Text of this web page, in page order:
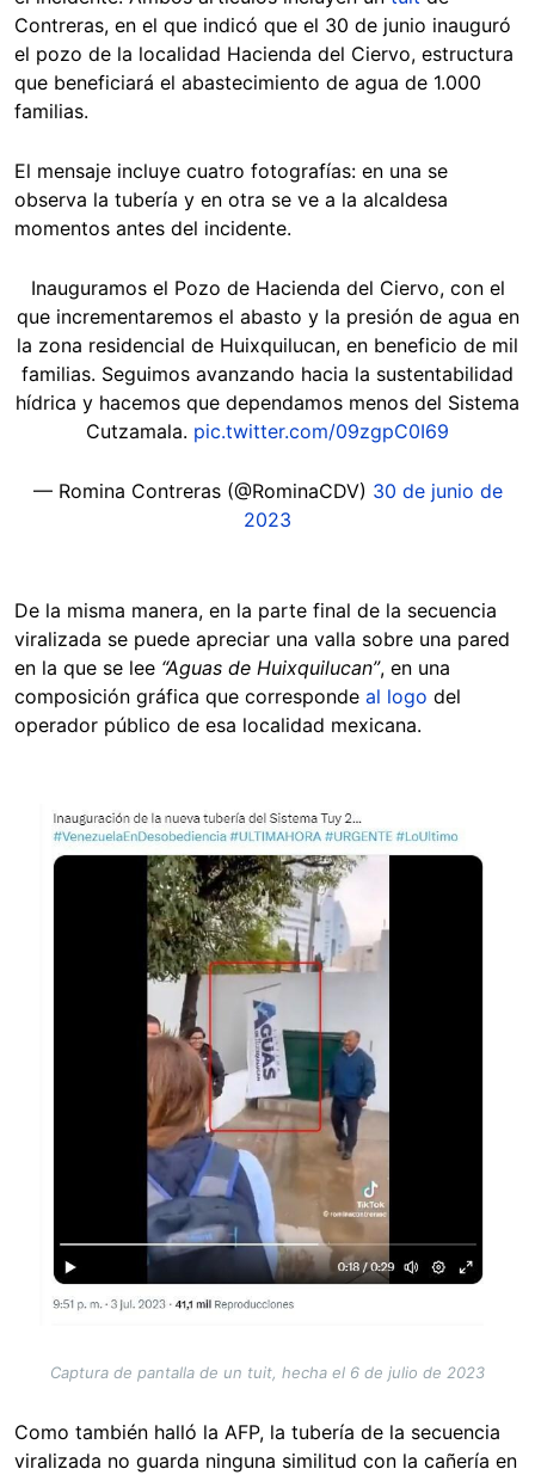
Contreras, en el que indicó que el 30 de junio inauguró
el pozo de la localidad Hacienda del Ciervo, estructura
que beneficiará el abastecimiento de agua de 1.000
familias.
El mensaje incluye cuatro fotografías: en una se
observa la tubería y en otra se ve a la alcaldesa
momentos antes del incidente.
Inauguramos el Pozo de Hacienda del Ciervo, con el
que incrementaremos el abasto y la presión de agua en
la zona residencial de Huixquilucan, en beneficio de mil
familias. Seguimos avanzando hacia la sustentabilidad
hídrica y hacemos que dependamos menos del Sistema
Cutzamala. pic.twitter.com/09zgpC0I69
— Romina Contreras (@RominaCDV) 30 de junio de
2023
De la misma manera, en la parte final de la secuencia
viralizada se puede apreciar una valla sobre una pared
en la que se lee “Aguas de Huixquilucan”, en una
composición gráfica que corresponde al logo del
operador público de esa localidad mexicana.
Image
Captura de pantalla de un tuit, hecha el 6 de julio de 2023
Como también halló la AFP, la tubería de la secuencia
viralizada no guarda ninguna similitud con la cañería en